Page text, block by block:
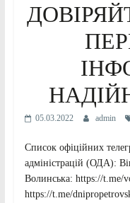
05.03.2022 admin
Список офіційних
адміністрацій (ОДА):
Волинська: https://t.me/
https://t.me/